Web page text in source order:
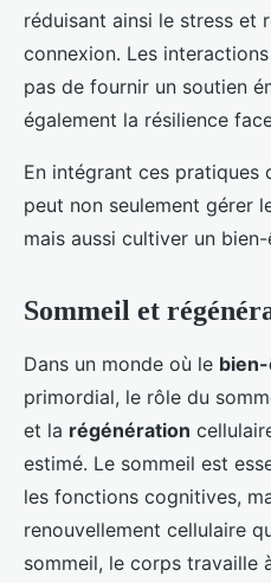
réduisant ainsi le stress et
connexion. Les
pas de fournir un soutien
également la résilience
En intégrant ces pratiques
peut non seulement gérer
mais aussi cultiver un
Sommeil et
Dans un monde où le
primordial, le rôle du
et la régénération
estimé. Le sommeil est
les fonctions cognitives,
renouvellement cellulaire
sommeil, le corps travaille